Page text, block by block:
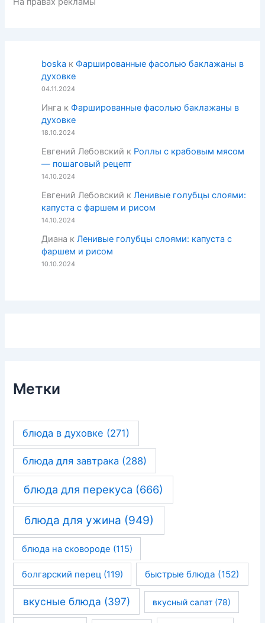
boska к Фаршированные фасолью баклажаны в
духовке
04.11.2024
Инга к Фаршированные фасолью баклажаны в
духовке
18.10.2024
Евгений Лебовский к Роллы с крабовым мясом
— пошаговый рецепт
14.10.2024
Евгений Лебовский к Ленивые голубцы слоями:
капуста с фаршем и рисом
14.10.2024
Диана к Ленивые голубцы слоями: капуста с
фаршем и рисом
10.10.2024
Метки
блюда в духовке (271)
блюда для завтрака (288)
блюда для перекуса (666)
блюда для ужина (949)
блюда на сковороде (115)
болгарский перец(119) быстрые блюда (152)
вкусные блюда (397) вкусный салат (78)